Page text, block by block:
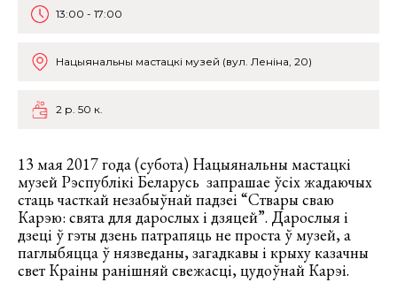
13:00 - 17:00
Нацыянальны мастацкі музей (вул. Леніна, 20)
2 р. 50 к.
13 мая 2017 года (субота) Нацыянальны мастацкі
музей Рэспублікі Беларусь запрашае ўсіх жадаючых
стаць часткай незабыўнай падзеі “Ствары сваю
Карэю: свята для дарослых і дзяцей”. Дарослыя і
дзеці ў гэты дзень патрапяць не проста ў музей, а
паглыбяцца ў нязведаны, загадкавы і крыху казачны
свет Краіны ранішняй свежасці, цудоўнай Карэі.